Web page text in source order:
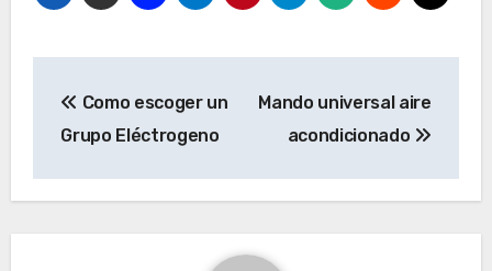
g
Como escoger un
Grupo Eléctrogeno
Mando universal aire
acondicionado